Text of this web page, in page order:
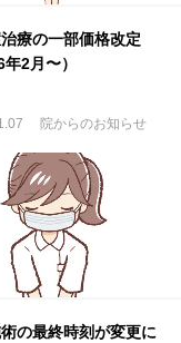
療の一部価格改定
年2月〜）
院からのお知らせ
の最終時刻が変更に